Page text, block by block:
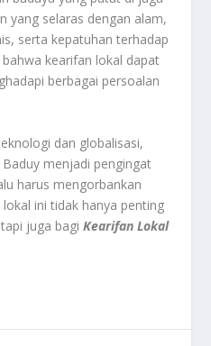
yang selaras dengan alam,
serta kepatuhan terhadap
kearifan lokal dapat
berbagai persoalan
dan globalisasi,
menjadi pengingat
harus mengorbankan
ini tidak hanya penting
juga bagiKearifan Lokal